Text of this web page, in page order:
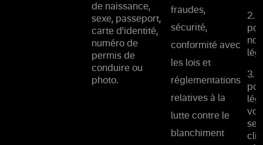
de naissance,
sexe, passeport,
carte d'identité,
numéro de
permis de
conduire ou
photo.
fraudes,
sécurité,
conformité avec
les lois et
réglementations
relatives à la
lutte contre le
blanchiment
2.
3.